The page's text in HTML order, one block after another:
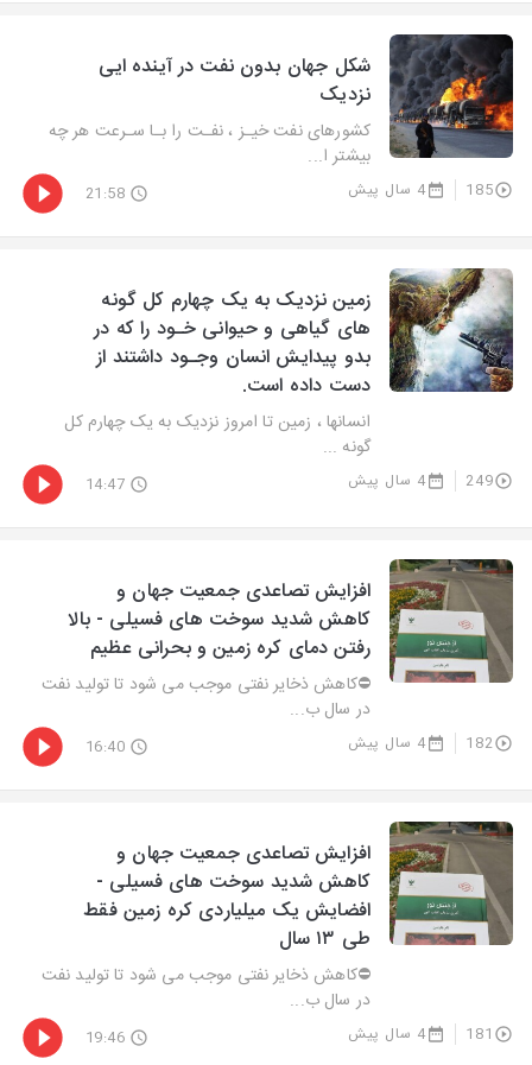
شکل جهان بدون نفت در آینده ایی
نزدیک
کشورهای نفت خیـز ، نفـت را بـا سـرعت هر چه
بیشتر ا...
185 4 سال پیش 21:58
زمین نزدیک به یک چهارم کل گونه
های گیاهی و حیوانی خـود را که در
بدو پیدایش انسان وجـود داشتند از
دست داده است.
انسانها ، زمین تا امروز نزدیک به یک چهارم کل
گونه ...
249 4 سال پیش 14:47
افزایش تصاعدی جمعیت جهان و
کاهش شدید سوخت های فسیلی - بالا
رفتن دمای کره زمین و بحرانی عظیم
⛔کاهش ذخایر نفتی موجب می شود تا تولید نفت
در سال ب...
182 4 سال پیش 16:40
افزایش تصاعدی جمعیت جهان و
کاهش شدید سوخت های فسیلی -
افضایش یک میلیاردی کره زمین فقط
طی ۱۳ سال
⛔کاهش ذخایر نفتی موجب می شود تا تولید نفت
در سال ب...
181 4 سال پیش 19:46